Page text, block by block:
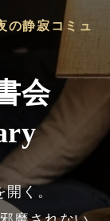
の静寂コミュ
会
く。